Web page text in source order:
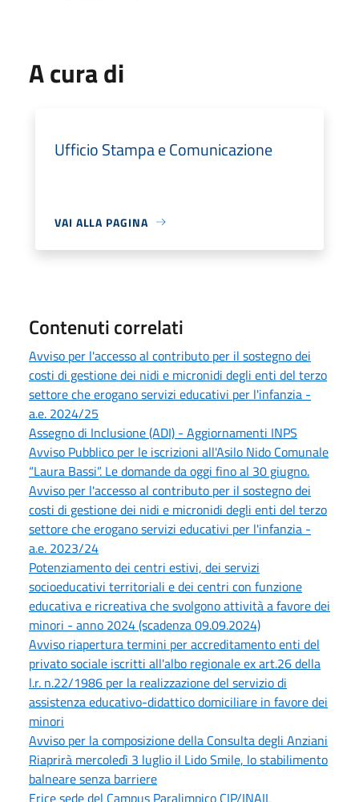
A cura di
Ufficio Stampa e Comunicazione
VAI ALLA PAGINA
Contenuti correlati
Avviso per l'accesso al contributo per il sostegno dei
costi di gestione dei nidi e micronidi degli enti del terzo
settore che erogano servizi educativi per l'infanzia -
a.e. 2024/25
Assegno di Inclusione (ADI) - Aggiornamenti INPS
Avviso Pubblico per le iscrizioni all'Asilo Nido Comunale
“Laura Bassi”. Le domande da oggi fino al 30 giugno.
Avviso per l'accesso al contributo per il sostegno dei
costi di gestione dei nidi e micronidi degli enti del terzo
settore che erogano servizi educativi per l'infanzia -
a.e. 2023/24
Potenziamento dei centri estivi, dei servizi
socioeducativi territoriali e dei centri con funzione
educativa e ricreativa che svolgono attività a favore dei
minori - anno 2024 (scadenza 09.09.2024)
Avviso riapertura termini per accreditamento enti del
privato sociale iscritti all'albo regionale ex art.26 della
l.r. n.22/1986 per la realizzazione del servizio di
assistenza educativo-didattico domiciliare in favore dei
minori
Avviso per la composizione della Consulta degli Anziani
Riaprirà mercoledì 3 luglio il Lido Smile, lo stabilimento
balneare senza barriere
Erice sede del Campus Paralimpico CIP/INAIL